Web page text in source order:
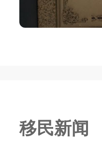
移民新闻